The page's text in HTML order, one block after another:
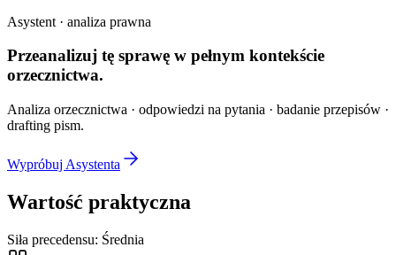
Asystent · analiza prawna
Przeanalizuj tę sprawę w pełnym kontekście
orzecznictwa.
Analiza orzecznictwa · odpowiedzi na pytania · badanie przepisów ·
drafting pism.
Wypróbuj Asystenta
Wartość praktyczna
Siła precedensu: Średnia